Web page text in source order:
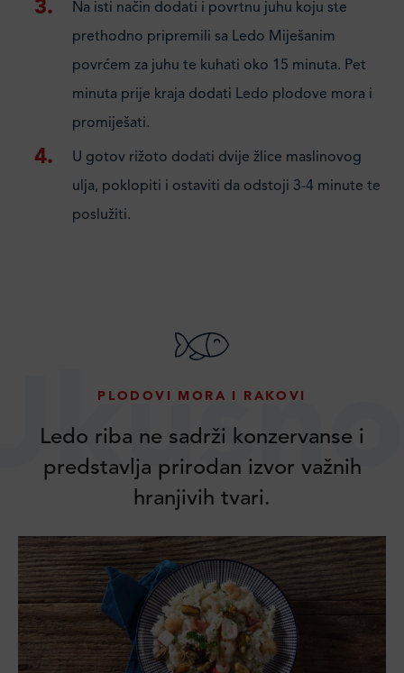
Na isti način dodati i povrtnu juhu koju ste
prethodno pripremili sa Ledo Miješanim
povrćem za juhu te kuhati oko 15 minuta. Pet
minuta prije kraja dodati Ledo plodove mora i
promiješati.
U gotov rižoto dodati dvije žlice maslinovog
ulja, poklopiti i ostaviti da odstoji 3-4 minute te
poslužiti.
PLODOVI MORA I RAKOVI
Ledo riba ne sadrži konzervanse i
predstavlja prirodan izvor važnih
hranjivih tvari.